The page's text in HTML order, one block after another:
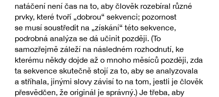
natáčení není čas na to, aby člověk rozebíral různé
prvky, které tvoří „dobrou“ sekvenci; pozornost
se musí soustředit na „získání“ této sekvence,
podrobná analýza se dá učinit později. (To
samozřejmě záleží na následném rozhodnutí, ke
kterému někdy dojde až o mnoho měsíců později, zda
ta sekvence skutečně stojí za to, aby se analyzovala
a stříhala, jinými slovy závisí to na tom, jestli je člověk
přesvědčen, že originál je správný.) Je třeba, aby